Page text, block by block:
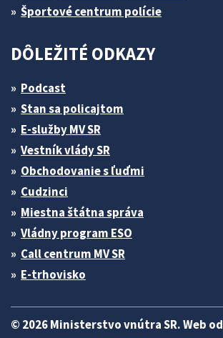
Športové centrum polície
DÔLEŽITÉ ODKAZY
Podcast
Stan sa policajtom
E-služby MV SR
Vestník vlády SR
Obchodovanie s ľuďmi
Cudzinci
Miestna štátna správa
Vládny program ESO
Call centrum MV SR
E-trhovisko
© 2026 Ministerstvo vnútra SR. Web od